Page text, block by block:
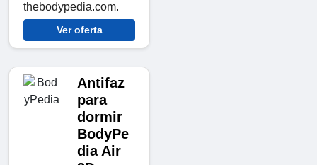
thebodypedia.com.
Ver oferta
Antifaz
para
dormir
BodyPe
dia Air